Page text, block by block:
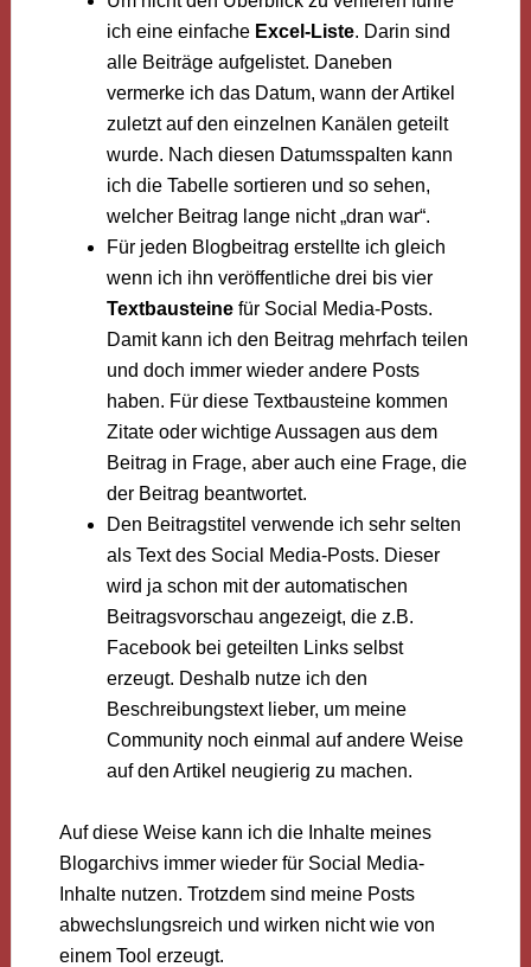
ich eine einfache Excel-Liste. Darin sind
alle Beiträge aufgelistet. Daneben
vermerke ich das Datum, wann der Artikel
zuletzt auf den einzelnen Kanälen geteilt
wurde. Nach diesen Datumsspalten kann
ich die Tabelle sortieren und so sehen,
welcher Beitrag lange nicht „dran war“.
Für jeden Blogbeitrag erstellte ich gleich
wenn ich ihn veröffentliche drei bis vier
Textbausteinefür Social Media-Posts.
Damit kann ich den Beitrag mehrfach teilen
und doch immer wieder andere Posts
haben. Für diese Textbausteine kommen
Zitate oder wichtige Aussagen aus dem
Beitrag in Frage, aber auch eine Frage, die
der Beitrag beantwortet.
Den Beitragstitel verwende ich sehr selten
als Text des Social Media-Posts. Dieser
wird ja schon mit der automatischen
Beitragsvorschau angezeigt, die z.B.
Facebook bei geteilten Links selbst
erzeugt. Deshalb nutze ich den
Beschreibungstext lieber, um meine
Community noch einmal auf andere Weise
auf den Artikel neugierig zu machen.
Auf diese Weise kann ich die Inhalte meines
Blogarchivs immer wieder für Social Media-
Inhalte nutzen. Trotzdem sind meine Posts
abwechslungsreich und wirken nicht wie von
einem Tool erzeugt.